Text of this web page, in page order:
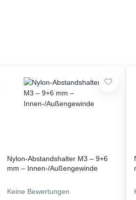
Nylon-Abstandshalter M3 – 9+6
mm – Innen-/Außengewinde
Keine Bewertungen